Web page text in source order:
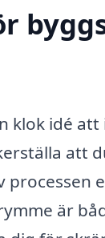
klok idé
att
processen
är